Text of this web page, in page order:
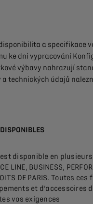
a specifikace
ke dni vypracování
výbavy nahrazují
a technických údajů
est disponible en
LINE, BUSINESS,
DE PARIS. Toutes
et d’accessoires
vos exigences